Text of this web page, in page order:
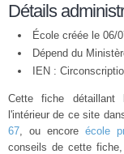
Détails
École créée le 06/
Dépend du
IEN :
Cette fiche détaillant
l'intérieur de ce site
67, ou encore école
conseils de cette